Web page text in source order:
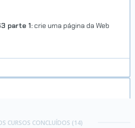
parte 1: crie uma página da Web
CURSOS CONCLUÍDOS (14)